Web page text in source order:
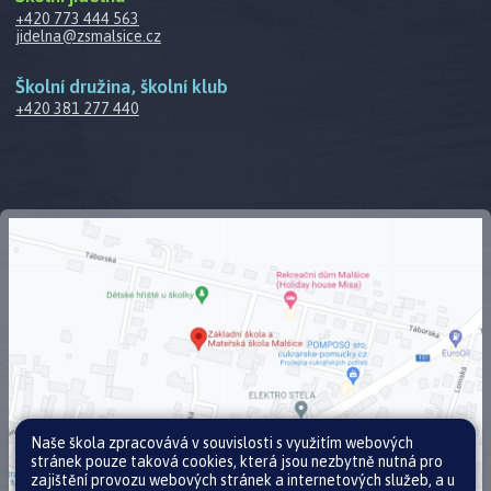
+420 773 444 563
jidelna@zsmalsice.cz
Školní družina, školní klub
+420 381 277 440
Naše škola zpracovává v souvislosti s využitím webových
stránek pouze taková cookies, která jsou nezbytně nutná pro
zajištění provozu webových stránek a internetových služeb, a u